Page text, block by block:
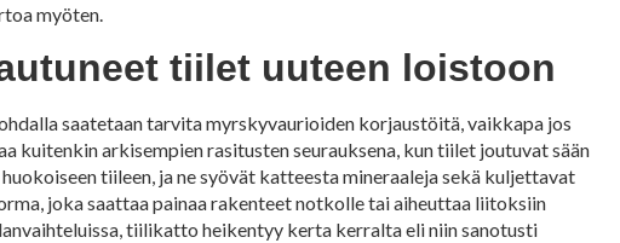
myöten.
tiilet uuteen loistoon
saatetaan tarvita myrskyvaurioiden korjaustöitä, vaikkapa jos
arkisempien rasitusten seurauksena, kun tiilet joutuvat sään
tiileen, ja ne syövät katteesta mineraaleja sekä kuljettavat
joka saattaa painaa rakenteet notkolle tai aiheuttaa liitoksiin
tiilikatto heikentyy kerta kerralta eli niin sanotusti